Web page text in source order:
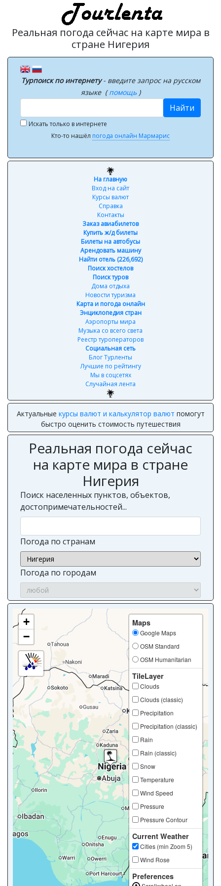
Реальная погода сейчас на карте мира в
стране Нигерия
Турпоиск по интернету- введите запрос на русском
языке (помощь )
Найти
Искать только в интернете
Кто-то нашёл погода онлайн Мармарис
На главную
Вход на сайт
Курсы валют
Справка
Контакты
Заказ авиабилетов
Купить ж/д билеты
Билеты на автобусы
Арендовать машину
Найти отель (226,692)
Поиск хостелов
Поиск туров
Дома отдыха
Новости туризма
Карта и погода онлайн
Энциклопедия стран
Аэропорты мира
Музыка со всего света
Реестр туроператоров
Социальная сеть
Блог Турленты
Лучшие по рейтингу
Мы в соцсетях
Случайная лента
Актуальные курсы валют и калькулятор валют помогут
быстро оценить стоимость путешествия
Реальная погода сейчас
на карте мира в стране
Нигерия
Поиск населенных пунктов, объектов,
достопримечательностей...
Погода по странам
Погода по городам
+
−
Maps
Google Maps
OSM Standard
OSM Humanitarian
TileLayer
Clouds
Clouds (classic)
Precipitation
Precipitation (classic)
Rain
Rain (classic)
Snow
Temperature
Wind Speed
Pressure
Pressure Contour
Current Weather
Cities (min Zoom 5)
Wind Rose
Preferences